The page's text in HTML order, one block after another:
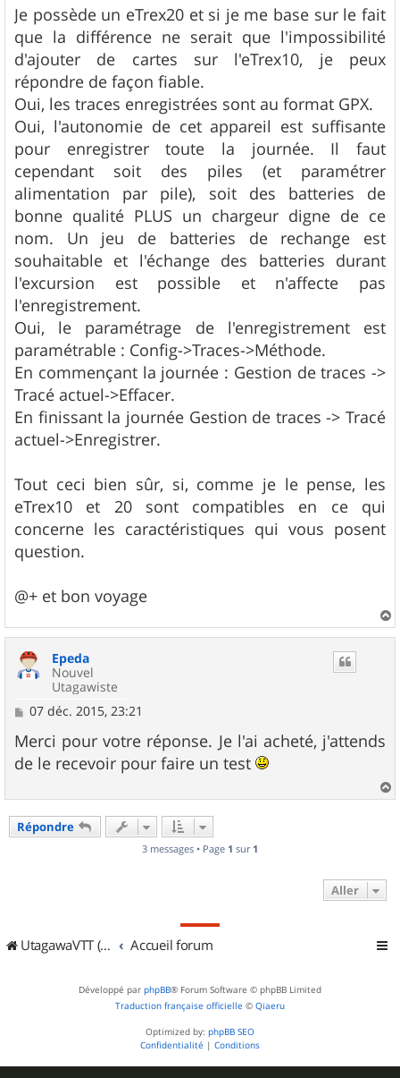
g
e
Je possède un eTrex20 et si je me base sur le fait
que la différence ne serait que l'impossibilité
d'ajouter de cartes sur l'eTrex10, je peux
répondre de façon fiable.
Oui, les traces enregistrées sont au format GPX.
Oui, l'autonomie de cet appareil est suffisante
pour enregistrer toute la journée. Il faut
cependant soit des piles (et paramétrer
alimentation par pile), soit des batteries de
bonne qualité PLUS un chargeur digne de ce
nom. Un jeu de batteries de rechange est
souhaitable et l'échange des batteries durant
l'excursion est possible et n'affecte pas
l'enregistrement.
Oui, le paramétrage de l'enregistrement est
paramétrable : Config->Traces->Méthode.
En commençant la journée : Gestion de traces ->
Tracé actuel->Effacer.
En finissant la journée Gestion de traces -> Tracé
actuel->Enregistrer.
Tout ceci bien sûr, si, comme je le pense, les
eTrex10 et 20 sont compatibles en ce qui
concerne les caractéristiques qui vous posent
question.
@+ et bon voyage
a
Epeda
Nouvel
Utagawiste
M
s
s
a
07 déc. 2015, 23:21
Merci pour votre réponse. Je l'ai acheté, j'attends
de le recevoir pour faire un test
a
Répondre
3 messages • Page 1 sur 1
Aller
UtagawaVTT (Randos VTT et VTTAE avec traces GPS) Accueil forum
Développé par phpBB® Forum Software © phpBB Limited
Traduction française officielle © Qiaeru
Optimized by: phpBB SEO
Confidentialité | Conditions